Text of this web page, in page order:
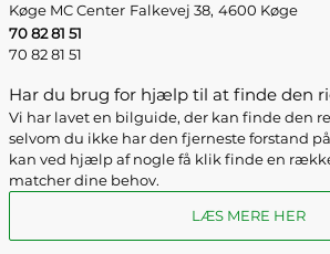
Køge MC Center Falkevej 38, 4600 Køge
70 82 81 51
70 82 81 51
Har du brug for hjælp til at finde den
Vi har lavet en bilguide, der kan finde den
selvom du ikke har den fjerneste forstand
kan ved hjælp af nogle få klik finde en
matcher dine behov.
LÆS MERE HER